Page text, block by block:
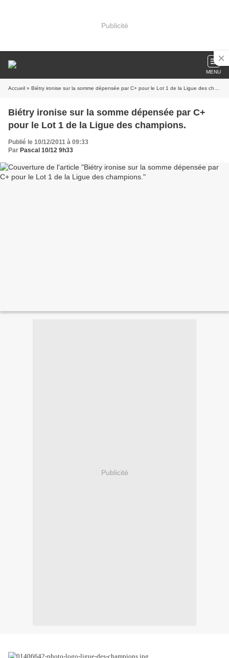
Publicité
MENU
Accueil » Biétry ironise sur la somme dépensée par C+ pour le Lot 1 de la Ligue des champions.
Biétry ironise sur la somme dépensée par C+
pour le Lot 1 de la Ligue des champions.
Publié le 10/12/2011 à 09:33
Par Pascal 10/12 9h33
Publicité